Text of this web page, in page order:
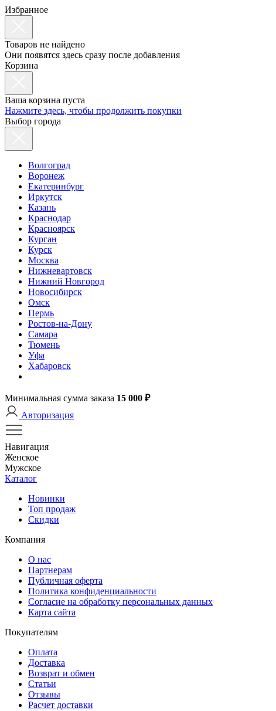
Избранное
Товаров не найдено
Они появятся здесь сразу после добавления
Корзина
Ваша корзина пуста
Нажмите здесь, чтобы продолжить покупки
Выбор города
Волгоград
Воронеж
Екатеринбург
Иркутск
Казань
Краснодар
Красноярск
Курган
Курск
Москва
Нижневартовск
Нижний Новгород
Новосибирск
Омск
Пермь
Ростов-на-Дону
Самара
Тюмень
Уфа
Хабаровск
Минимальная сумма заказа 15 000 ₽
Авторизация
Навигация
Женское
Мужское
Каталог
Новинки
Топ продаж
Скидки
Компания
О нас
Партнерам
Публичная оферта
Политика конфиденциальности
Согласие на обработку персональных данных
Карта сайта
Покупателям
Оплата
Доставка
Возврат и обмен
Статьи
Отзывы
Расчет доставки